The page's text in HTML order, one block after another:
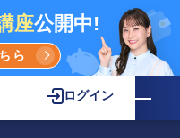
座公開中!
ら
ログイン